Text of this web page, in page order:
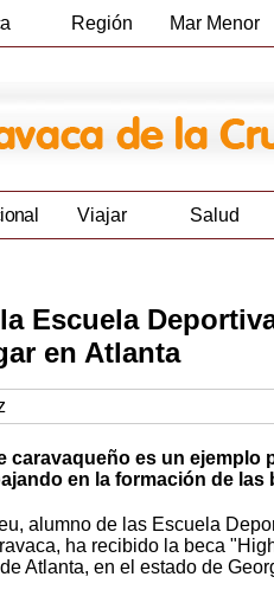
Región Mar Menor
Viajar Salud
Escuela
en Atlanta
caravaqueño es un
en la formación de las
alumno de las Escuela
ha recibido la beca
Atlanta, en el estado de